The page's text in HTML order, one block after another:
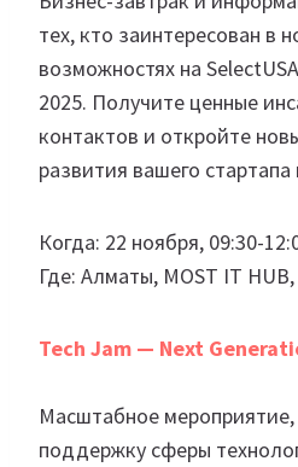
тех, кто заинтересован в
возможностях на
2025. Получите ценные
контактов и откройте
развития вашего
Когда: 22 ноября, 09:30-
Где: Алматы, MOST IT
Tech Jam — Next
Масштабное мероприятие,
поддержку сферы